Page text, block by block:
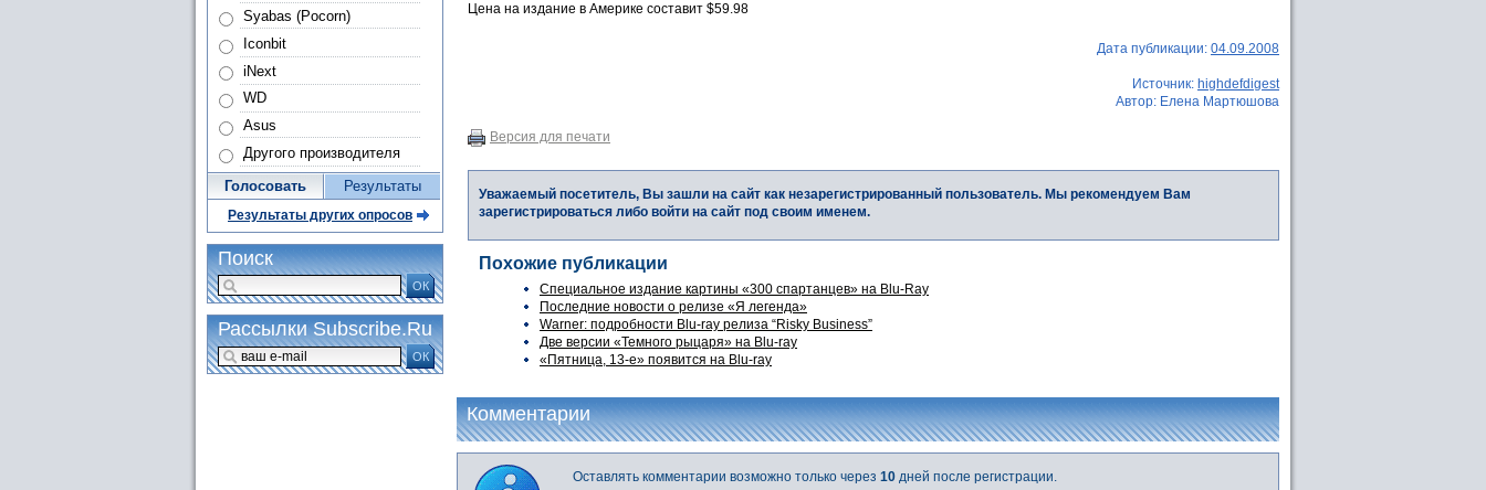
Цена на издание в Америке составит $59.98
Дата публикации: 04.09.2008
Источник: highdefdigest
Автор: Елена Мартюшова
Версия для печати
Уважаемый посетитель, Вы зашли на сайт как незарегистрированный пользователь. Мы рекомендуем Вам
зарегистрироваться либо войти на сайт под своим именем.
Похожие публикации
Специальное издание картины «300 спартанцев» на Blu-Ray
Последние новости о релизе «Я легенда»
Warner: подробности Blu-ray релиза “Risky Business”
Две версии «Темного рыцаря» на Blu-ray
«Пятница, 13-е» появится на Blu-ray
Комментарии
Оставлять комментарии возможно только через 10 дней после регистрации.
Syabas (Pocorn)
Iconbit
iNext
WD
Asus
Другого производителя
Голосовать Результаты
Результаты других опросов
Поиск
ОК
Рассылки Subscribe.Ru
ОК